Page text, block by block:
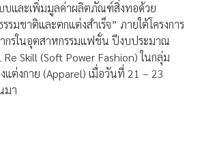
บและเพิ่มมูลค่าผลิตภัณฑ์สิ่งทอด้วย
รมชาติและตกแต่งสำเร็จ” ภายใต้โครงการ
รในอุตสาหกรรมแฟชั่น ปีงบประมาณ
Skill (Soft Power Fashion) ในกลุ่ม
แต่งกาย (Apparel) เมื่อวันที่ 21 – 23
มา